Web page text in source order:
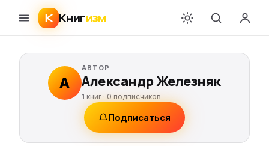
Книгизм
А
АВТОР
Александр Железняк
1 книг · 0 подписчиков
Подписаться